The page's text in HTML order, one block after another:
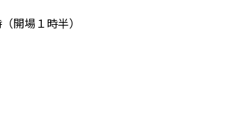
開場１時半）